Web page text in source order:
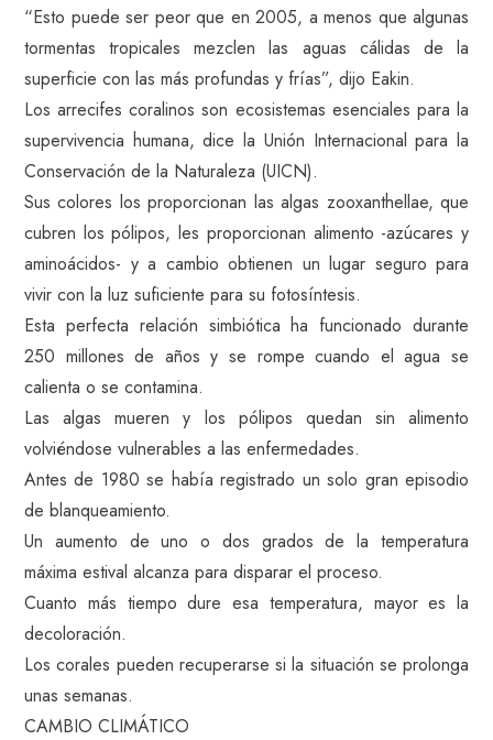
“Esto puede ser peor que en 2005, a menos que algunas
tormentas tropicales mezclen las aguas cálidas de la
superficie con las más profundas y frías”, dijo Eakin.
Los arrecifes coralinos son ecosistemas esenciales para la
supervivencia humana, dice la Unión Internacional para la
Conservación de la Naturaleza (UICN).
Sus colores los proporcionan las algas zooxanthellae, que
cubren los pólipos, les proporcionan alimento -azúcares y
aminoácidos- y a cambio obtienen un lugar seguro para
vivir con la luz suficiente para su fotosíntesis.
Esta perfecta relación simbiótica ha funcionado durante
250 millones de años y se rompe cuando el agua se
calienta o se contamina.
Las algas mueren y los pólipos quedan sin alimento
volviéndose vulnerables a las enfermedades.
Antes de 1980 se había registrado un solo gran episodio
de blanqueamiento.
Un aumento de uno o dos grados de la temperatura
máxima estival alcanza para disparar el proceso.
Cuanto más tiempo dure esa temperatura, mayor es la
decoloración.
Los corales pueden recuperarse si la situación se prolonga
unas semanas.
CAMBIO CLIMÁTICO